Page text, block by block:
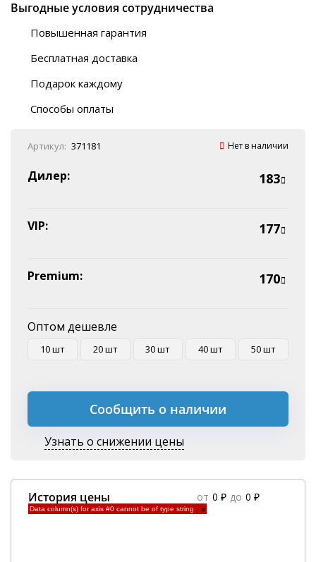
Выгодные условия сотрудничества
Повышенная гарантия
Бесплатная доставка
Автобусы (по ЮФО)
“BlaBlaCar” (по ЮФО)
Подарок каждому
Способы оплаты
Наличные
Эквайринг
Оплата на P/C
Артикул: 371181 Нет в наличии
Дилер: 183
VIP: 177
Premium: 170
Оптом дешевле
10 шт 20 шт 30 шт 40 шт 50 шт
Сообщить о наличии
Узнать о снижении цены
История цены от 0 ₽ до 0 ₽
Data column(s) for axis #0 cannot be of type string ×